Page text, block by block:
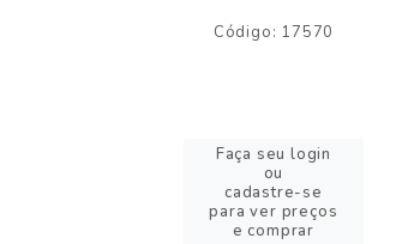
Código: 17570
Faça seu login
ou
cadastre-se
para ver preços
e comprar